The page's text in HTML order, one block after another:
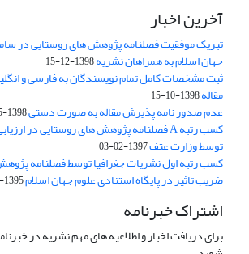
آخرین اخبار
تبریک موفقیت فصلنامه پژوهش های روستایی در
جهان اسلام به همراهان نشریه1398-12-15
ثبت مشخصات کامل تمام نویسندگان به فارسی و
مقاله1398-10-15
عدم صدور نامه پذیرش مقاله به صورت دستی1398-05-23
توسط وزارت عتف1397-02-03
کسب رتبه اول نشریات جغرافیا توسط فصلنامه
ضریب تاثیر در پایگاه استنادی علوم جهان اسلام1395-04-21
اشتراک خبرنامه
برای دریافت اخبار و اطلاعیه های مهم نشریه در